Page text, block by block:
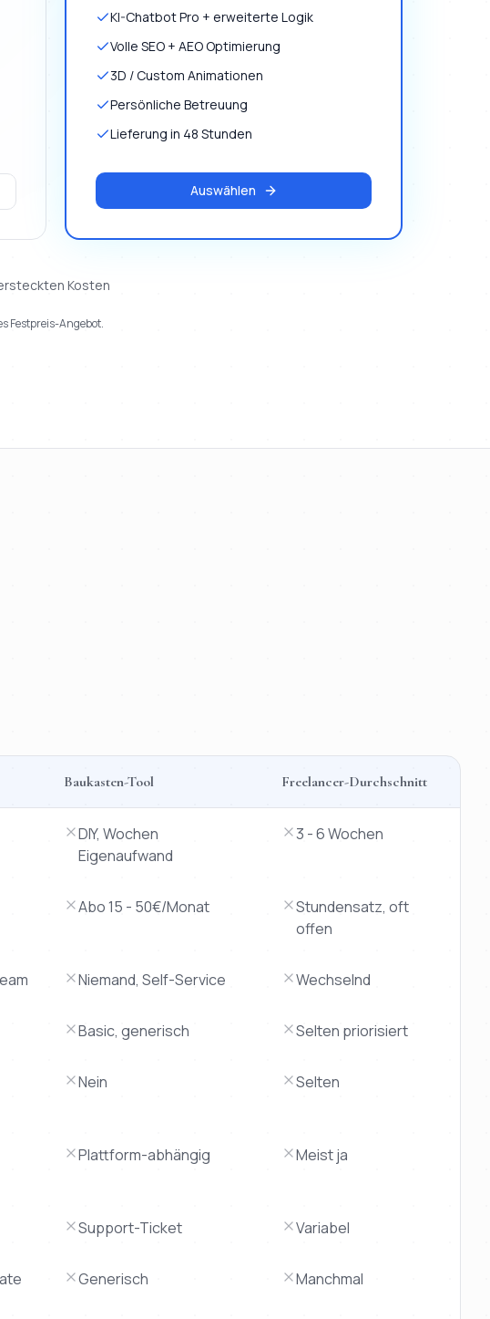
KI-Chatbot Pro + erweiterte Logik
Volle SEO + AEO Optimierung
3D / Custom Animationen
Persönliche Betreuung
Lieferung in 48 Stunden
Auswählen
Kosten
Festpreis-Angebot.
Baukasten-Tool Freelancer-Durchschnitt
DIY, Wochen
Eigenaufwand
3 - 6 Wochen
Abo 15 - 50€/Monat
Stundensatz, oft
offen
Niemand, Self-Service Wechselnd
Basic, generisch Selten priorisiert
Nein Selten
Plattform-abhängig Meist ja
Support-Ticket Variabel
Generisch Manchmal